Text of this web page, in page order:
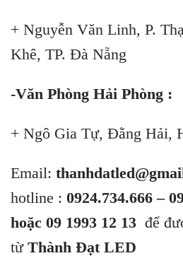
+ Nguyễn Văn Linh, P.
Khê, TP. Đà Nẵng
-Văn Phòng Hải Phòng :
+ Ngô Gia Tự, Đằng Hải,
Email:
hotline : 0924.734.666 –
hoặc 09 1993 12 13 để
từ Thành Đạt LED